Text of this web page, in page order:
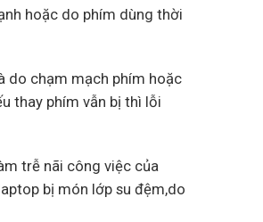
hoặc do phím dùng thời
do chạm mạch phím hoặc
thay phím vẫn bị thì lỗi
trễ nãi công việc của
bị món lớp su đệm,do